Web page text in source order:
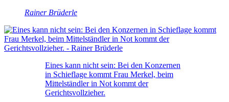
Rainer Brüderle
Eines kann nicht sein: Bei den Konzernen
in Schieflage kommt Frau Merkel, beim
Mittelständler in Not kommt der
Gerichtsvollzieher.